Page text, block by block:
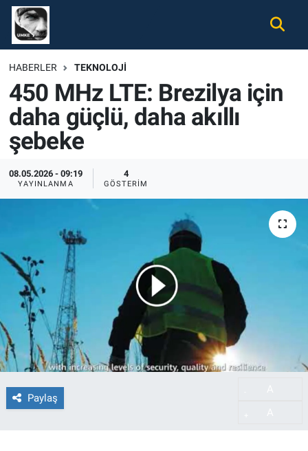
HABERLER TEKNOLOJI
450 MHz LTE: Brezilya için
daha güçlü, daha akıllı
şebeke
08.05.2026 - 09:19
YAYINLANMA
4
GÖSTERIM
Paylaş
Gündem
Ekonomi
Spor
Tüm Haberler
İletişim
Künye
Nöbetçi Eczaneler
Hava Durumu
Namaz Vakitleri
Süper Lig Puan Durumu ve Fikstür
Tüm Manşetler
Son Dakika Haberleri
Haber Arşivi